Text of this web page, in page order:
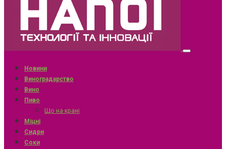
Новини
Виноградарство
Вино
Пиво
Що на крані
Міцні
Сидри
Соки